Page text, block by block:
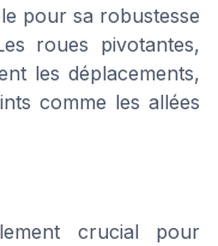
pour sa robustesse
roues pivotantes,
les déplacements,
comme les allées
crucial pour